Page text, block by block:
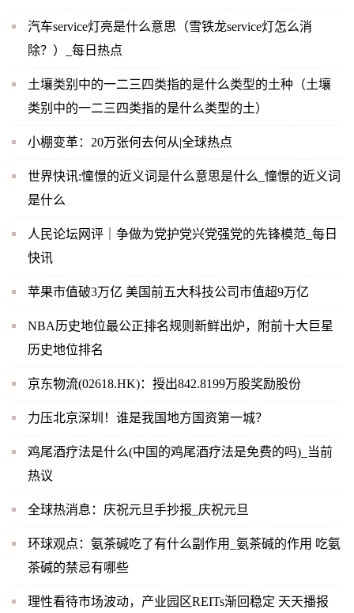
汽车service灯亮是什么意思（雪铁龙service灯怎么消
除？）_每日热点
土壤类别中的一二三四类指的是什么类型的土种（土壤
类别中的一二三四类指的是什么类型的土）
小棚变革：20万张何去何从|全球热点
世界快讯:憧憬的近义词是什么意思是什么_憧憬的近义词
是什么
人民论坛网评｜争做为党护党兴党强党的先锋模范_每日
快讯
苹果市值破3万亿 美国前五大科技公司市值超9万亿
NBA历史地位最公正排名规则新鲜出炉，附前十大巨星
历史地位排名
京东物流(02618.HK)：授出842.8199万股奖励股份
力压北京深圳！谁是我国地方国资第一城？
鸡尾酒疗法是什么(中国的鸡尾酒疗法是免费的吗)_当前
热议
全球热消息：庆祝元旦手抄报_庆祝元旦
环球观点：氨茶碱吃了有什么副作用_氨茶碱的作用 吃氨
茶碱的禁忌有哪些
理性看待市场波动，产业园区REITs渐回稳定 天天播报